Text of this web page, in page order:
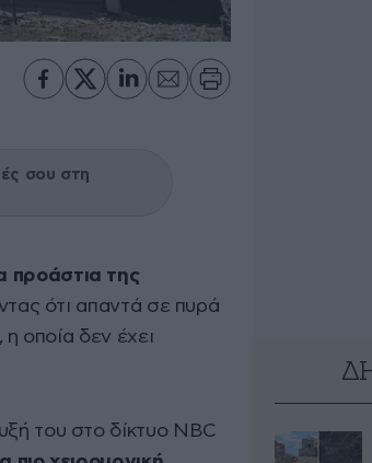
σου στη
προάστια της
ότι απαντά σε πυρά
οποία δεν έχει
του στο δίκτυο NBC